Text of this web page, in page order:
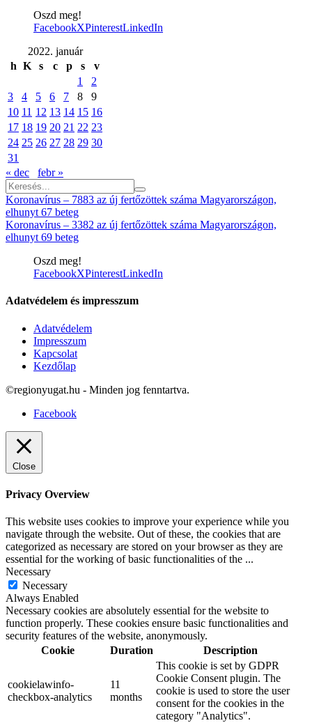
Oszd meg!
FacebookXPinterestLinkedIn
2022. január
h K s c p s
v
1
2
3
4 5 6 7 8
9
10 11 12 13 14 15 16
17 18 19 20 21 22 23
24 25 26 27 28 29 30
31
« dec
febr »
Koronavírus – 7883 az új fertőzöttek száma Magyarországon,
elhunyt 67 beteg
Koronavírus – 3382 az új fertőzöttek száma Magyarországon,
elhunyt 69 beteg
Oszd meg!
FacebookXPinterestLinkedIn
Adatvédelem és impresszum
Adatvédelem
Impresszum
Kapcsolat
Kezdőlap
©regionyugat.hu - Minden jog fenntartva.
Facebook
Close
Privacy Overview
This website uses cookies to improve your experience while you
navigate through the website. Out of these, the cookies that are
categorized as necessary are stored on your browser as they are
essential for the working of basic functionalities of the ...
Necessary
Necessary
Always Enabled
Necessary cookies are absolutely essential for the website to
function properly. These cookies ensure basic functionalities and
security features of the website, anonymously.
Cookie
Duration Description
cookielawinfo-
checkbox-analytics
11
months
This cookie is set by GDPR
Cookie Consent plugin. The
cookie is used to store the user
consent for the cookies in the
category "Analytics".